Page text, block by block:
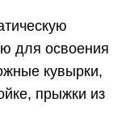
для освоения
кувырки,
прыжки из